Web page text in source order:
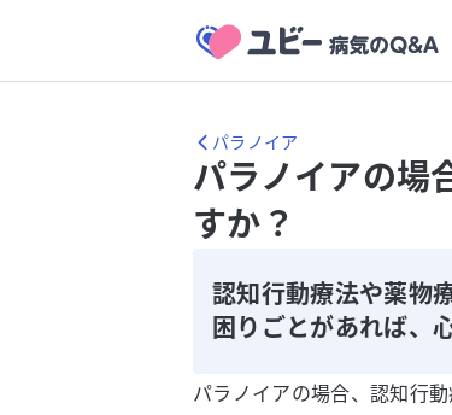
パラノイア
パラノイアの場
すか？
認知行動療法や薬物
困りごとがあれば、
パラノイアの場合、認知行